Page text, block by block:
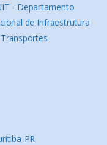
- Departamento
de Infraestrutura
PR